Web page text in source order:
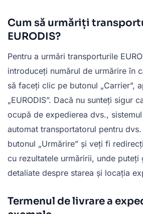
Cum să urmăriți
EURODIS?
Pentru a urmări transporturile
introduceți numărul de urmărire în
să faceți clic pe butonul „Carrier”,
„EURODIS”. Dacă nu sunteți sigur
ocupă de expedierea dvs.,
automat transportatorul pentru
butonul „Urmărire” și veți fi
cu rezultatele urmăririi, unde puteți
detaliate despre starea și locația
Termenul de livrare a